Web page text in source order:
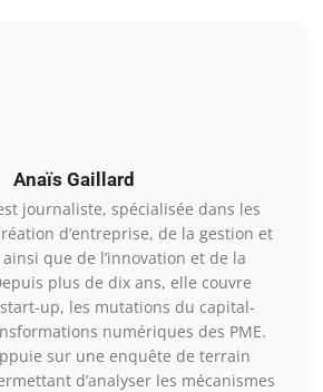
Anaïs Gaillard
journaliste, spécialisée dans les
d’entreprise, de la gestion et
que de l’innovation et de la
plus de dix ans, elle couvre
start-up, les mutations du capital-
numériques des PME.
sur une enquête de terrain
d’analyser les mécanismes